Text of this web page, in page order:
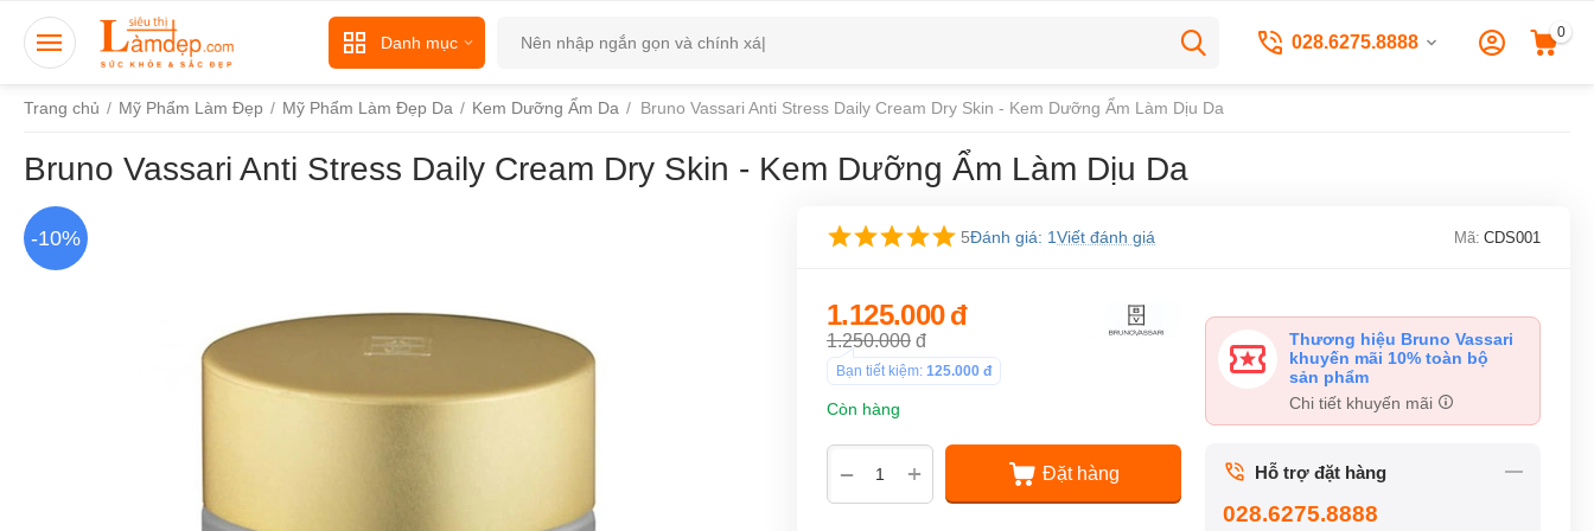
Danh mục 028.6275.8888 0
Trang chủ / Mỹ Phẩm Làm Đẹp / Mỹ Phẩm Làm Đẹp Da / Kem Dưỡng Ẩm Da / Bruno Vassari Anti Stress Daily Cream Dry Skin - Kem Dưỡng Ẩm Làm Dịu Da
Bruno Vassari Anti Stress Daily Cream Dry Skin - Kem Dưỡng Ẩm Làm Dịu Da
-10%
5Đánh giá: 1Viết đánh giá Mã: CDS001
1.125.000đ
1.250.000 đ
Bạn tiết kiệm: 125.000 đ
Còn hàng
+
− Đặt hàng
Thương hiệu Bruno Vassari
khuyến mãi 10% toàn bộ
sản phẩm
Chi tiết khuyến mãi
Hỗ trợ đặt hàng
028.6275.8888